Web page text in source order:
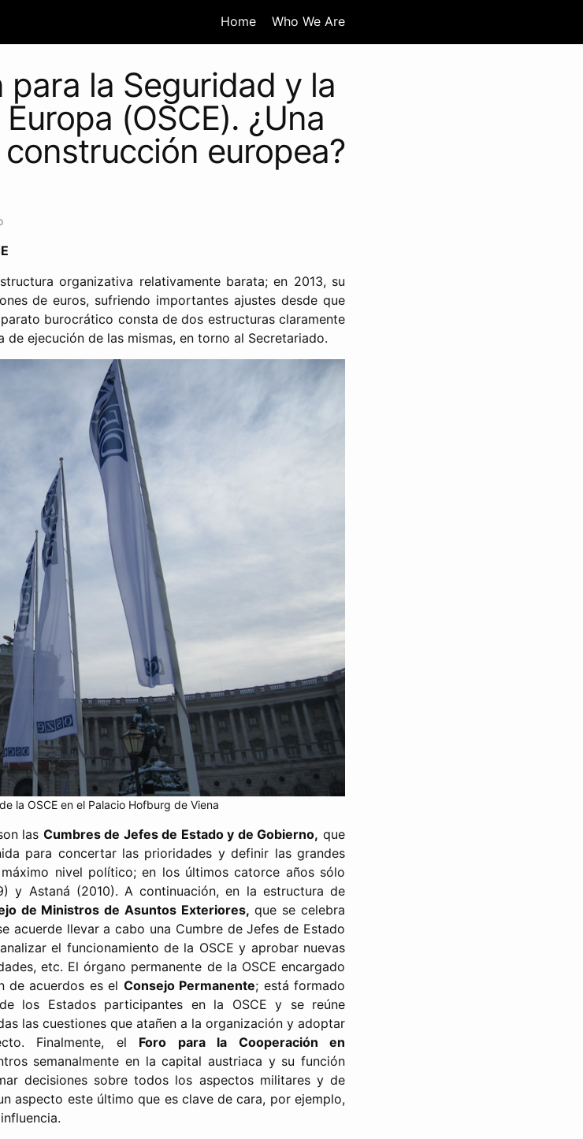
Home Who We Are
para la Seguridad y la
(OSCE). ¿Una
europea?
organizativa relativamente barata; en 2013, su
de euros, sufriendo importantes ajustes desde que
burocrático consta de dos estructuras claramente
ejecución de las mismas, en torno al Secretariado.
la OSCE en el Palacio Hofburg de Viena
las Cumbres de Jefes de Estado y de Gobierno, que
para concertar las prioridades y definir las grandes
nivel político; en los últimos catorce años sólo
y Astaná (2010). A continuación, en la estructura de
de Ministros de Asuntos Exteriores, que se celebra
acuerde llevar a cabo una Cumbre de Jefes de Estado
el funcionamiento de la OSCE y aprobar nuevas
etc. El órgano permanente de la OSCE encargado
de acuerdos es el Consejo Permanente; está formado
los Estados participantes en la OSCE y se reúne
las cuestiones que atañen a la organización y adoptar
Finalmente, el Foro para la Cooperación en
semanalmente en la capital austriaca y su función
decisiones sobre todos los aspectos militares y de
aspecto este último que es clave de cara, por ejemplo,